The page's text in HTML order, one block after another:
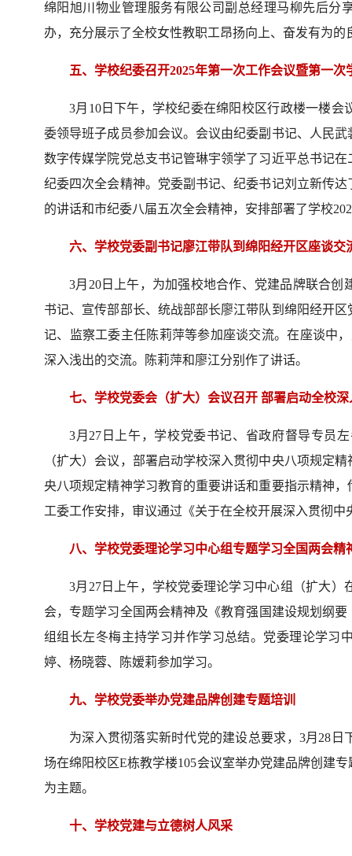
绵阳旭川物业管理服务有限公司副总经理马柳先后分
办，充分展示了全校女性教职工昂扬向上、奋发有为的
五、学校纪委召开2025年第一次工作会议暨第一次
3月10日下午，学校纪委在绵阳校区行政楼一楼
委领导班子成员参加会议。会议由纪委副书记、人民
数字传媒学院党总支书记管琳宇领学了习近平总书记
纪委四次全会精神。党委副书记、纪委书记刘立新传
的讲话和市纪委八届五次全会精神，安排部署了学校
六、学校党委副书记廖江带队到绵阳经开区座谈交
3月20日上午，为加强校地合作、党建品牌联合
书记、宣传部部长、统战部部长廖江带队到绵阳经开
记、监察工委主任陈莉萍等参加座谈交流。在座谈中
深入浅出的交流。陈莉萍和廖江分别作了讲话。
七、学校党委会（扩大）会议召开 部署启动全校
3月27日上午，学校党委书记、省政府督导专员
（扩大）会议，部署启动学校深入贯彻中央八项规定
央八项规定精神学习教育的重要讲话和重要指示精神
工委工作安排，审议通过《关于在全校开展深入贯彻
八、学校党委理论学习中心组专题学习全国两会
3月27日上午，学校党委理论学习中心组（扩大
会，专题学习全国两会精神及《教育强国建设规划纲
组组长左冬梅主持学习并作学习总结。党委理论学习
婷、杨晓蓉、陈嫒莉参加学习。
九、学校党委举办党建品牌创建专题培训
为深入贯彻落实新时代党的建设总要求，3月28
场在绵阳校区E栋教学楼105会议室举办党建品牌创建
为主题。
十、学校党建与立德树人风采